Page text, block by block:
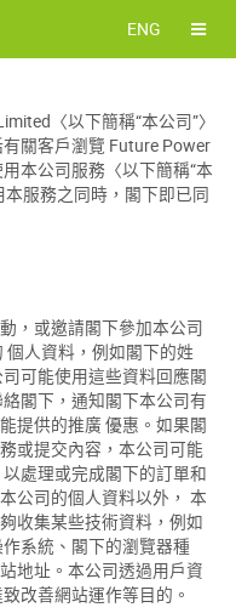
ENG
〈以下簡稱“本公司”〉
關客戶瀏覽 Future Power
本公司服務〈以下簡稱“本
服務之同時，閣下即已同
，或邀請閣下參加本公司
人資料，例如閣下的姓
可能使用這些資料回應閣
閣下，通知閣下本公司有
提供的推廣 優惠。如果閣
或提交內容，本公司可能
處理或完成閣下的訂單和
公司的個人資料以外， 本
收集某些技術資料，例如
系統、閣下的瀏覽器種
地址。本公司透過用戶資
改善網站運作等目的。